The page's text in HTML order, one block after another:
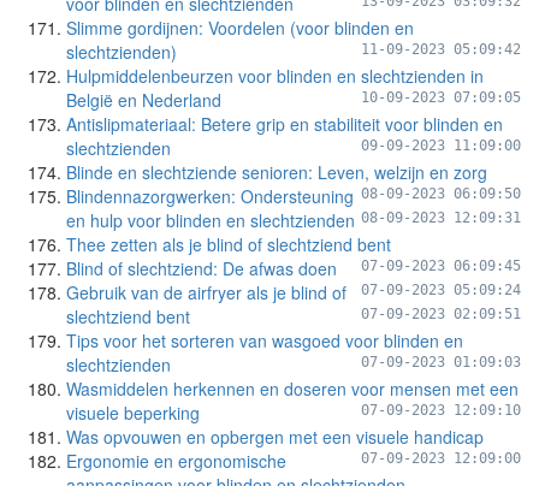
Slimme gordijnen: Voordelen (voor blinden en
slechtzienden)
11-09-2023 05:09:42
Hulpmiddelenbeurzen voor blinden en slechtzienden in
België en Nederland
10-09-2023 07:09:05
Antislipmateriaal: Betere grip en stabiliteit voor blinden en
slechtzienden
09-09-2023 11:09:00
Blinde en slechtziende senioren: Leven, welzijn en zorg
08-09-2023 06:09:50
Blindennazorgwerken: Ondersteuning
en hulp voor blinden en slechtzienden 08-09-2023 12:09:31
Thee zetten als je blind of slechtziend bent
07-09-2023 06:09:45
Blind of slechtziend: De afwas doen
07-09-2023 05:09:24
Gebruik van de airfryer als je blind of
slechtziend bent
07-09-2023 02:09:51
Tips voor het sorteren van wasgoed voor blinden en
slechtzienden
07-09-2023 01:09:03
Wasmiddelen herkennen en doseren voor mensen met een
visuele beperking
07-09-2023 12:09:10
Was opvouwen en opbergen met een visuele handicap
07-09-2023 12:09:00
Ergonomie en ergonomische